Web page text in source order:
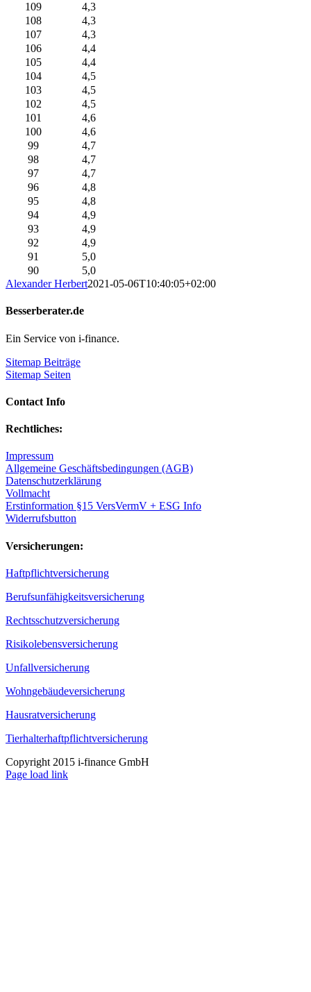
109
4,3
108
4,3
107
4,3
106
4,4
105
4,4
104
4,5
103
4,5
102
4,5
101
4,6
100
4,6
99
4,7
98
4,7
97
4,7
96
4,8
95
4,8
94
4,9
93
4,9
92
4,9
91
5,0
90
5,0
Alexander Herbert2021-05-06T10:40:05+02:00
Besserberater.de
Ein Service von i-finance.
Sitemap Beiträge
Sitemap Seiten
Contact Info
Rechtliches:
Impressum
Allgemeine Geschäftsbedingungen (AGB)
Datenschutzerklärung
Vollmacht
Erstinformation §15 VersVermV + ESG Info
Widerrufsbutton
Versicherungen:
Haftpflichtversicherung
Berufsunfähigkeitsversicherung
Rechtsschutzversicherung
Risikolebensversicherung
Unfallversicherung
Wohngebäudeversicherung
Hausratversicherung
Tierhalterhaftpflichtversicherung
Copyright 2015 i-finance GmbH
Page load link